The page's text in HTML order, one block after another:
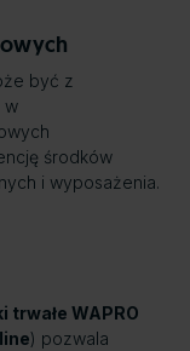
być z
w
środków
i wyposażenia.
trwałe WAPRO
) pozwala